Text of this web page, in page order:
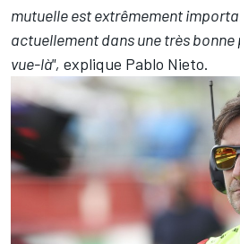
mutuelle est extrêmement
actuellement dans une très
vue-là", explique Pablo Nieto.